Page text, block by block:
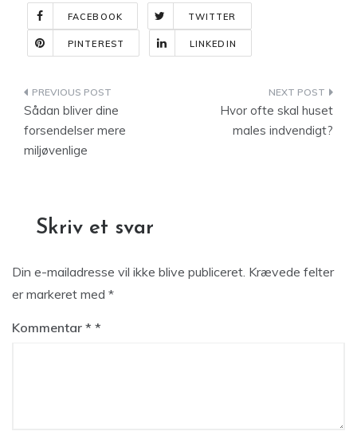
FACEBOOK TWITTER
PINTEREST LINKEDIN
Indlægsnavigation
Sådan bliver dine
forsendelser mere
miljøvenlige
Hvor ofte skal huset
males indvendigt?
Skriv et svar
Din e-mailadresse vil ikke blive publiceret. Krævede felter
er markeret med *
Kommentar *